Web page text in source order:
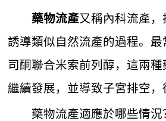
藥物流產又稱內科流產
誘導類似自然流產的過程。
司酮聯合米索前列醇，這兩
繼續發展，並導致子宮排空，
藥物流產適應於哪些情況